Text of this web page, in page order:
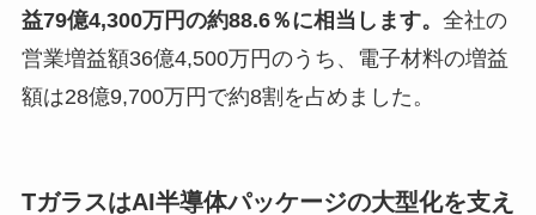
益79億4,300万円の約88.6％に相当します。 全社の
営業増益額36億4,500万円のうち、電子材料の増益
額は28億9,700万円で約8割を占めました。
TガラスはAI半導体パッケージの大型化を支え